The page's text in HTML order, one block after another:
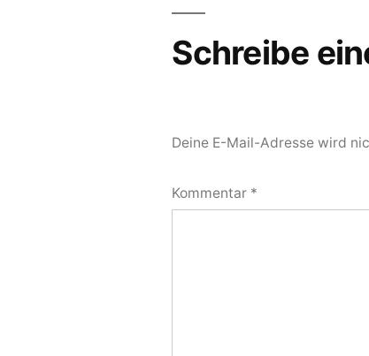
Schreibe
Deine E-Mail-Adresse wird
Kommentar *